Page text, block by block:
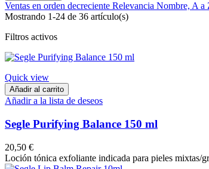
Ventas en orden decreciente Relevancia Nombre, A a
Mostrando 1-24 de 36 artículo(s)
Filtros activos
Quick view
Añadir al carrito
Añadir a la lista de deseos
Segle Purifying Balance 150 ml
20,50 €
Loción tónica exfoliante indicada para pieles mixtas/